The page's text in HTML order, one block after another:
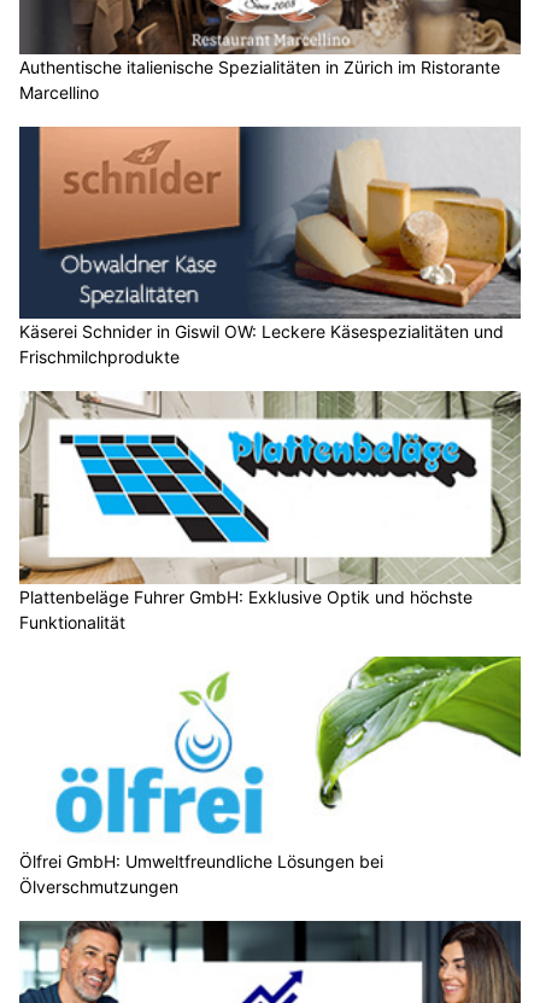
Authentische italienische Spezialitäten in Zürich im Ristorante
Marcellino
Käserei Schnider in Giswil OW: Leckere Käsespezialitäten und
Frischmilchprodukte
Plattenbeläge Fuhrer GmbH: Exklusive Optik und höchste
Funktionalität
Ölfrei GmbH: Umweltfreundliche Lösungen bei
Ölverschmutzungen